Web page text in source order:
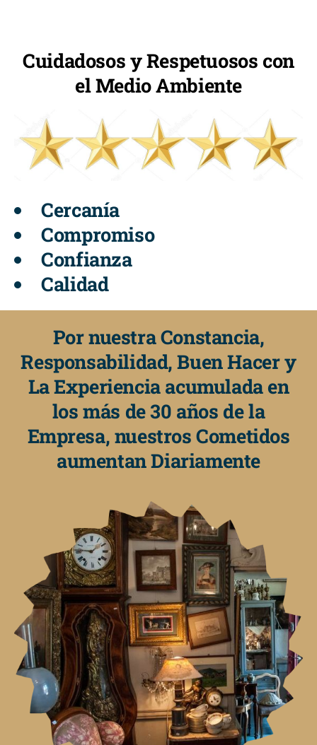
Cuidadosos y Respetuosos con
el Medio Ambiente
Cercanía
Compromiso
Confianza
Calidad
Por nuestra Constancia,
Responsabilidad, Buen Hacer y
La Experiencia acumulada en
los más de 30 años de la
Empresa, nuestros Cometidos
aumentan Diariamente